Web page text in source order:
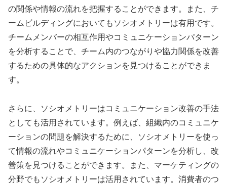
の関係や情報の流れを把握することができます。また、チ
ームビルディングにおいてもソシオメトリーは有用です。
チームメンバーの相互作用やコミュニケーションパターン
を分析することで、チーム内のつながりや協力関係を改善
するための具体的なアクションを見つけることができま
す。
さらに、ソシオメトリーはコミュニケーション改善の手法
としても活用されています。例えば、組織内のコミュニケ
ーションの問題を解決するために、ソシオメトリーを使っ
て情報の流れやコミュニケーションパターンを分析し、改
善策を見つけることができます。また、マーケティングの
分野でもソシオメトリーは活用されています。消費者のつ